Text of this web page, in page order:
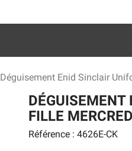
Déguisement Enid Sinclair
FILLE
Référence : 4626E-CK